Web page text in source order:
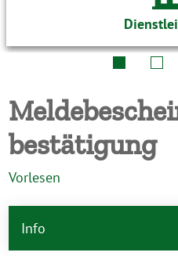
bestätigung
Vorlesen
Info